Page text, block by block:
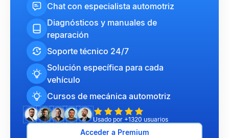
Chat con especialista automotriz
Diagnósticos y manuales de
reparación
Soporte técnico 24/7
Solución específica para cada
vehículo
Cursos de mecánica automotriz
Usado por +1320 usuarios
Acceder a Premium